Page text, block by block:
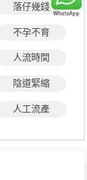
落仔幾錢
不孕不育
人流時間
陰道緊縮
人工流產